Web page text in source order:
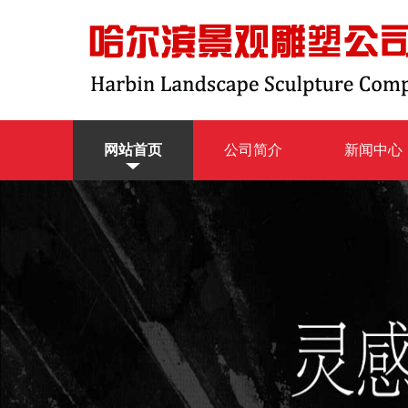
网站首页 公司简介 新闻中心